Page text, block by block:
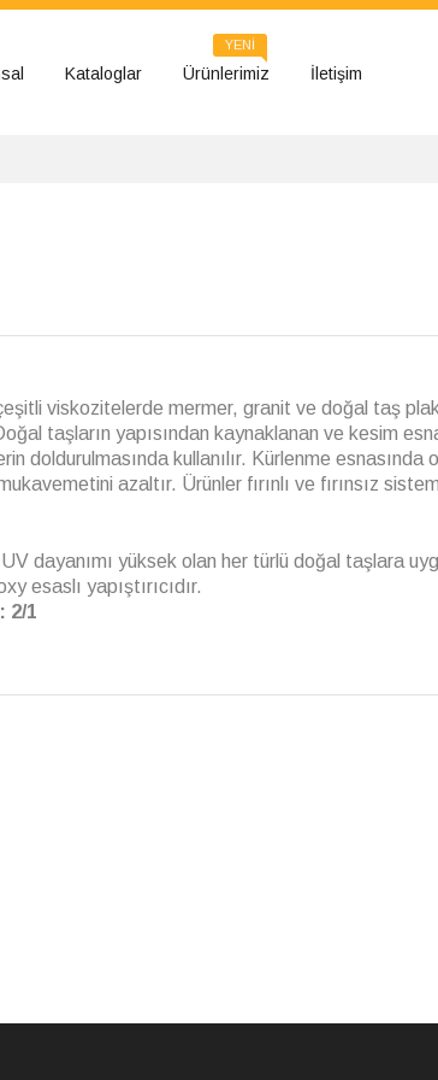
Kataloglar Ürünlerimiz
YENİ
İletişim
viskozitelerde mermer, granit ve doğal taş
taşların yapısından kaynaklanan ve kesim
doldurulmasında kullanılır. Kürlenme esnasında
azaltır. Ürünler fırınlı ve fırınsız
dayanımı yüksek olan her türlü doğal taşlara
esaslı yapıştırıcıdır.
2/1